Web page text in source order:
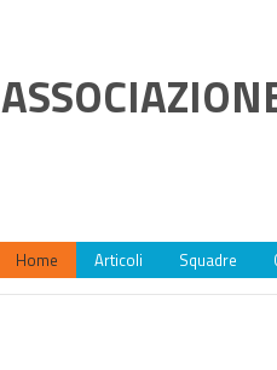
Home Articoli Squadre